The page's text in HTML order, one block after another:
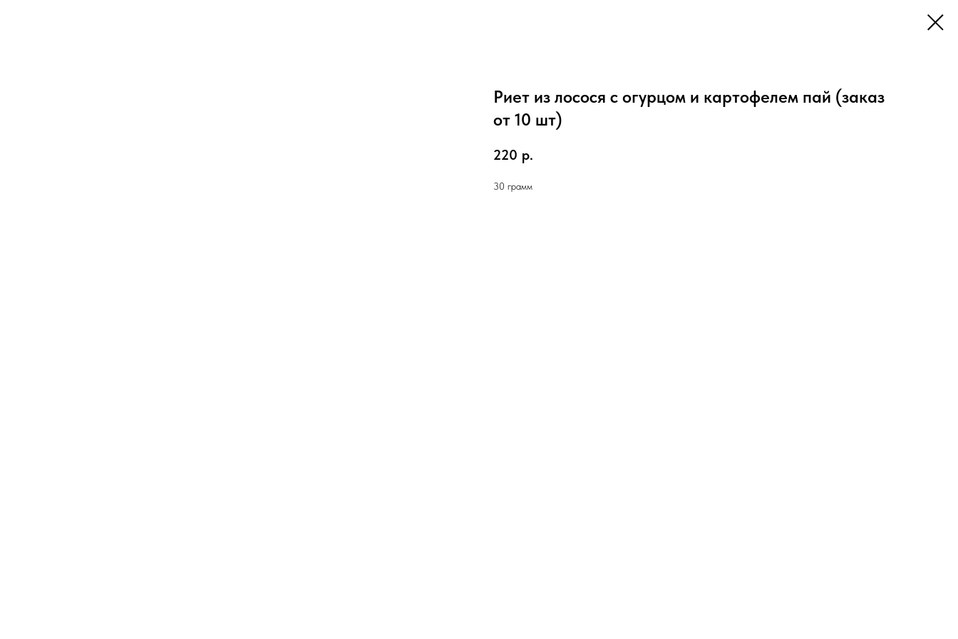
Риет из лосося с огурцом и картофелем пай (заказ
от 10 шт)
220 р.
30 грамм